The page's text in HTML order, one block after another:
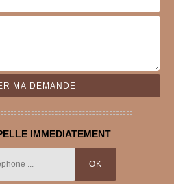
IMMEDIATEMENT